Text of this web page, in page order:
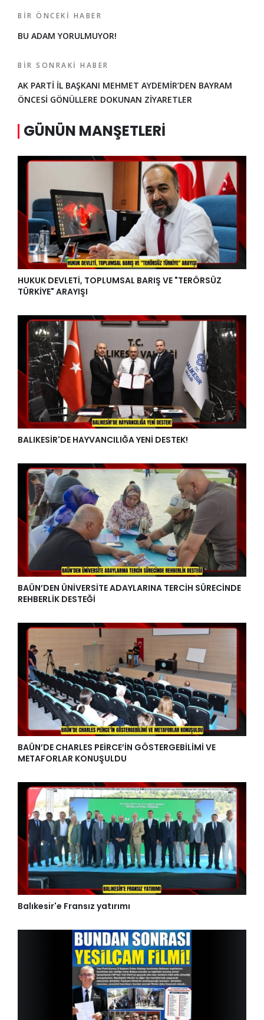
BIR ÖNCEKI HABER
BU ADAM YORULMUYOR!
BIR SONRAKI HABER
AK PARTİ İL BAŞKANI MEHMET AYDEMİR’DEN BAYRAM
ÖNCESİ GÖNÜLLERE DOKUNAN ZİYARETLER
GÜNÜN MANŞETLERI
HUKUK DEVLETİ, TOPLUMSAL BARIŞ VE "TERÖRSÜZ
TÜRKİYE" ARAYIŞI
BALIKESİR'DE HAYVANCILIĞA YENİ DESTEK!
BAÜN’DEN ÜNİVERSİTE ADAYLARINA TERCİH SÜRECİNDE
REHBERLİK DESTEĞİ
BAÜN’DE CHARLES PEİRCE’İN GÖSTERGEBİLİMİ VE
METAFORLAR KONUŞULDU
Balıkesir'e Fransız yatırımı